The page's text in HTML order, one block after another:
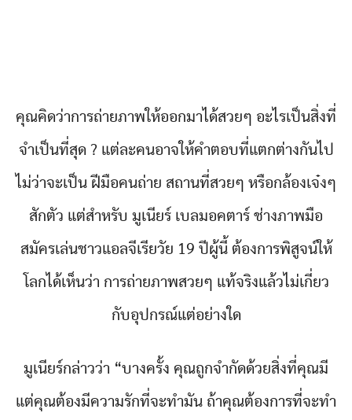
คุณคิดว่าการถ่ายภาพให้ออกมาได้สวยๆ อะไรเป็นสิ่งที่
จำเป็นที่สุด ? แต่ละคนอาจให้คำตอบที่แตกต่างกันไป
ไม่ว่าจะเป็น ฝีมือคนถ่าย สถานที่สวยๆ หรือกล้องเจ๋งๆ
สักตัว แต่สำหรับ มูเนียร์ เบลมอคตาร์ ช่างภาพมือ
สมัครเล่นชาวแอลจีเรียวัย 19 ปีผู้นี้ ต้องการพิสูจน์ให้
โลกได้เห็นว่า การถ่ายภาพสวยๆ แท้จริงแล้วไม่เกี่ยว
กับอุปกรณ์แต่อย่างใด
มูเนียร์กล่าวว่า “บางครั้ง คุณถูกจำกัดด้วยสิ่งที่คุณมี
แต่คุณต้องมีความรักที่จะทำมัน ถ้าคุณต้องการที่จะทำ